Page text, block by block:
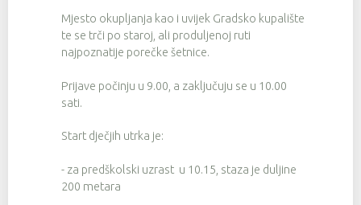
Mjesto okupljanja kao i uvijek Gradsko kupalište
te se trči po staroj, ali produljenoj ruti
najpoznatije porečke šetnice.
Prijave počinju u 9.00, a zaključuju se u 10.00
sati.
Start dječjih utrka je:
- za predškolski uzrast u 10.15, staza je duljine
200 metara